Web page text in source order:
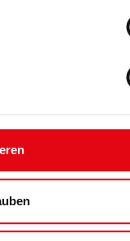
und Webinare,
DAY
Aktivität für alle